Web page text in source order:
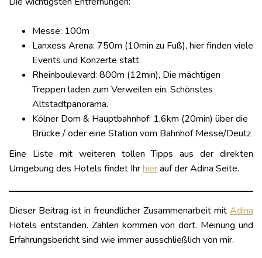
Messe: 100m
Lanxess Arena: 750m (10min zu Fuß), hier finden viele
Events und Konzerte statt.
Rheinboulevard: 800m (12min), Die mächtigen
Treppen laden zum Verweilen ein. Schönstes
Altstadtpanorama.
Kölner Dom & Hauptbahnhof: 1,6km (20min) über die
Brücke / oder eine Station vom Bahnhof Messe/Deutz
Eine Liste mit weiteren tollen Tipps aus der direkten
Umgebung des Hotels findet Ihrhierauf der Adina Seite.
Dieser Beitrag ist in freundlicher Zusammenarbeit mit Adina
Hotels entstanden. Zahlen kommen von dort. Meinung und
Erfahrungsbericht sind wie immer ausschließlich von mir.